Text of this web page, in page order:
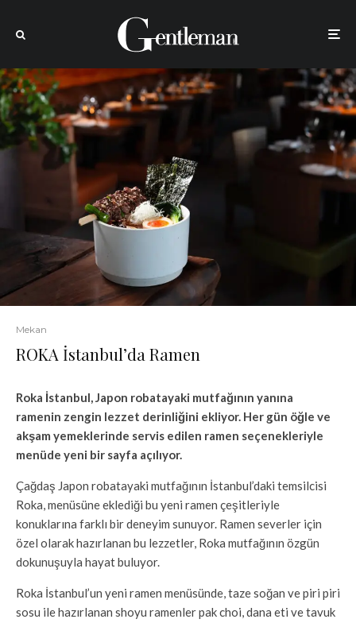
Mekan
ROKA İstanbul’da Ramen
Roka İstanbul, Japon robatayaki mutfağının yanına
ramenin zengin lezzet derinliğini ekliyor. Her gün öğle ve
akşam yemeklerinde servis edilen ramen seçenekleriyle
menüde yeni bir sayfa açılıyor.
Çağdaş Japon robatayaki mutfağının İstanbul’daki temsilcisi
Roka, menüsüne eklediği bu yeni ramen çeşitleriyle
konuklarına farklı bir deneyim sunuyor. Ramen severler için
özel olarak hazırlanan bu lezzetler, Roka mutfağının özgün
dokunuşuyla hayat buluyor.
Roka İstanbul’un yeni ramen menüsünde, taze soğan ve piri piri
sosu ile hazırlanan shoyu ramenler pak choi, dana eti ve tavuk